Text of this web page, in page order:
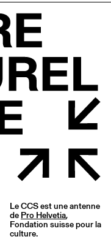
Le CCS est une antenne
de Pro Helvetia,
Fondation suisse pour la
culture.